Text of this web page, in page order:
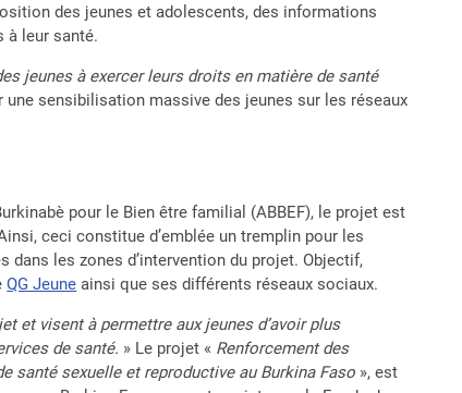
des jeunes et adolescents, des informations
à leur santé.
jeunes à exercer leurs droits en matière de santé
une sensibilisation massive des jeunes sur les réseaux
pour le Bien être familial (ABBEF), le projet est
ceci constitue d’emblée un tremplin pour les
les zones d’intervention du projet. Objectif,
QG Jeune ainsi que ses différents réseaux sociaux.
et visent à permettre aux jeunes d’avoir plus
de santé. » Le projet « Renforcement des
santé sexuelle et reproductive au Burkina Faso », est